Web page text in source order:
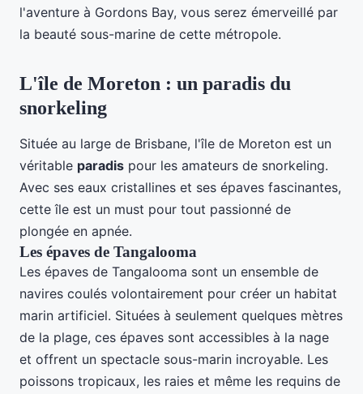
l'aventure à Gordons Bay, vous serez émerveillé par
la beauté sous-marine de cette métropole.
L'île de Moreton : un paradis du
snorkeling
Située au large de Brisbane, l'île de Moreton est un
véritable paradis pour les amateurs de snorkeling.
Avec ses eaux cristallines et ses épaves fascinantes,
cette île est un must pour tout passionné de
plongée en apnée.
Les épaves de Tangalooma
Les épaves de Tangalooma sont un ensemble de
navires coulés volontairement pour créer un habitat
marin artificiel. Situées à seulement quelques mètres
de la plage, ces épaves sont accessibles à la nage
et offrent un spectacle sous-marin incroyable. Les
poissons tropicaux, les raies et même les requins de